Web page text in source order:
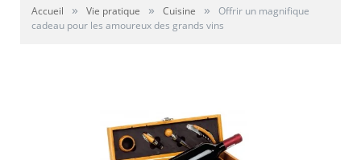
Accueil » Vie pratique » Cuisine »
Offrir un magnifique
cadeau pour les amoureux des grands vins